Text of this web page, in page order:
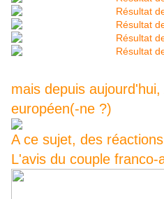
mais depuis
européen(-ne ?)
A ce sujet, des
L'avis du couple franco-